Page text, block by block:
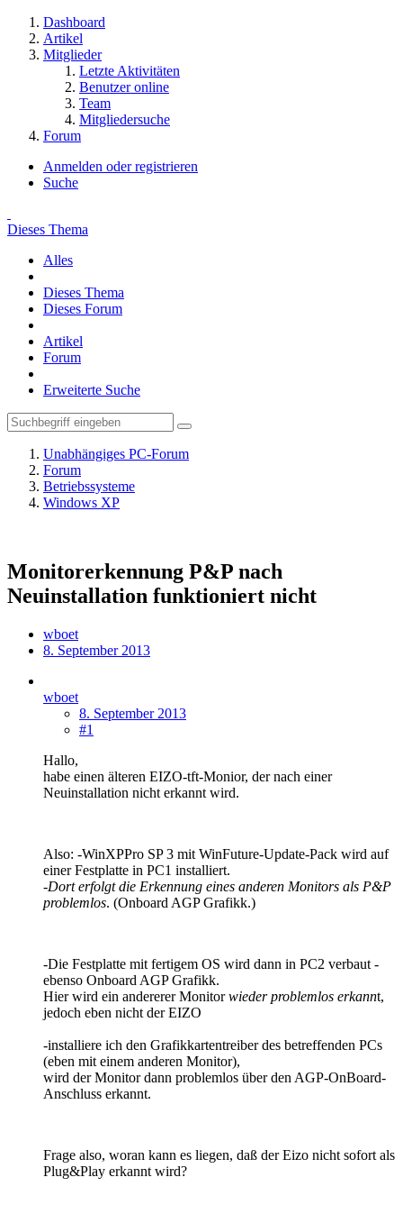
Dashboard
Artikel
Mitglieder
Letzte Aktivitäten
Benutzer online
Team
Mitgliedersuche
Forum
Anmelden oder registrieren
Suche
Dieses Thema
Alles
Dieses Thema
Dieses Forum
Artikel
Forum
Erweiterte Suche
Unabhängiges PC-Forum
Forum
Betriebssysteme
Windows XP
Monitorerkennung P&P nach
Neuinstallation funktioniert nicht
wboet
8. September 2013
wboet
8. September 2013
#1
Hallo,
habe einen älteren EIZO-tft-Monior, der nach einer
Neuinstallation nicht erkannt wird.
Also: -WinXPPro SP 3 mit WinFuture-Update-Pack wird auf
einer Festplatte in PC1 installiert.
-Dort erfolgt die Erkennung eines anderen Monitors als P&P
problemlos. (Onboard AGP Grafikk.)
-Die Festplatte mit fertigem OS wird dann in PC2 verbaut -
ebenso Onboard AGP Grafikk.
Hier wird ein andererer Monitorwieder problemlos erkannt,
jedoch eben nicht der EIZO
-installiere ich den Grafikkartentreiber des betreffenden PCs
(eben mit einem anderen Monitor),
wird der Monitor dann problemlos über den AGP-OnBoard-
Anschluss erkannt.
Frage also, woran kann es liegen, daß der Eizo nicht sofort als
Plug&Play erkannt wird?